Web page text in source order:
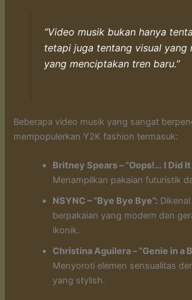
“Video musik bukan hanya
tetapi juga tentang visual yang
yang menciptakan tren baru.”
Beberapa video musik yang sangat
mempopulerkan Y2K fashion termasuk:
Britney Spears – “Oops!… I Did It
Menampilkan pakaian futuristik
NSYNC – “Bye Bye Bye”:
berpakaian yang modern dan
ikonik.
Christina Aguilera – “Genie in a
Menyoroti elemen sensualitas
yang stylish.